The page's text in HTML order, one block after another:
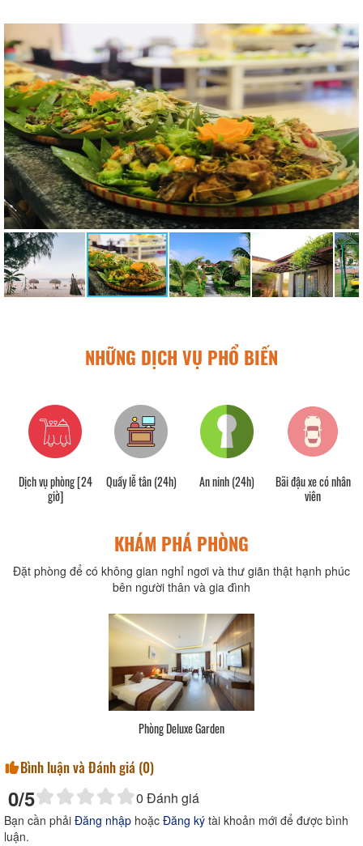
NHỮNG DỊCH VỤ PHỔ BIẾN
Dịch vụ phòng [24
giờ]
Quầy lễ tân (24h) An ninh (24h)
Bãi đậu xe có nhân
viên
KHÁM PHÁ PHÒNG
Đặt phòng để có không gian nghỉ ngơi và thư giãn thật hạnh phúc
bên người thân và gia đình
Phòng Deluxe Garden
Bình luận và Đánh giá (0)
0/5 0 Đánh giá
Bạn cần phải Đăng nhập hoặc Đăng ký tài khoản mới để được bình
luận.